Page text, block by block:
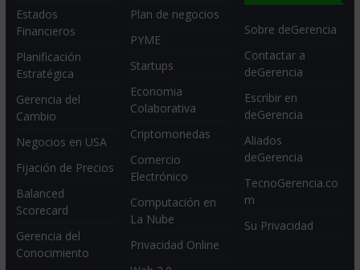
Estados
Financieros
Planificación
Estratégica
Gerencia del
Cambio
Negocios en USA
Fijación de Precios
Balanced
Scorecard
Gerencia del
Conocimiento
Plan de negocios
PYME
Startups
Economia
Colaborativa
Criptomonedas
Comercio
Electrónico
Computación en
La Nube
Privacidad Online
Sobre deGerencia
Contactar a
deGerencia
Escribir en
deGerencia
Aliados
deGerencia
TecnoGerencia.co
m
Su Privacidad